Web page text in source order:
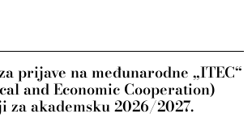
prijave na međunarodne „ITEC“
and Economic Cooperation)
za akademsku 2026/2027.